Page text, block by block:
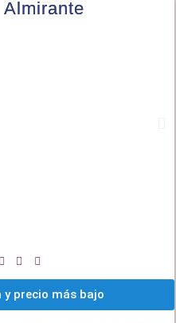
precio más bajo